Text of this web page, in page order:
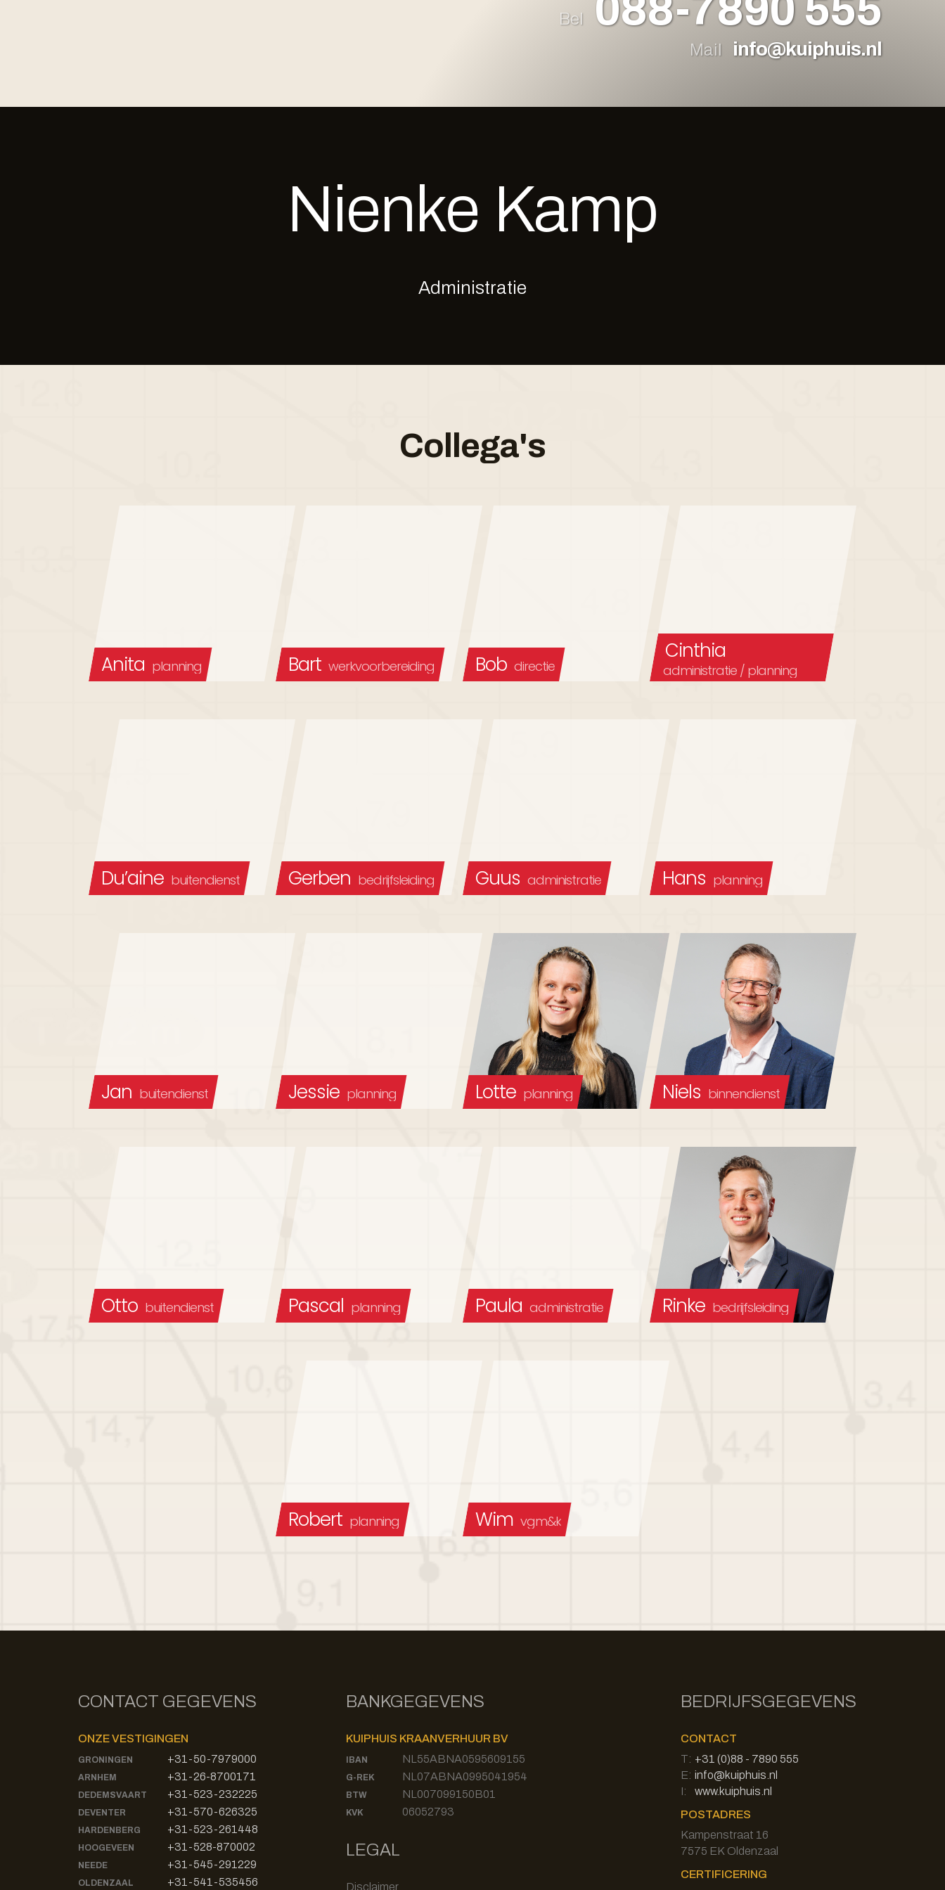
Bel
Mail info@kuiphuis.nl
Nienke Kamp
Administratie
Collega's
Anita planning Bart werkvoorbereiding Bob directie
Cinthia
administratie / planning
Du’aine buitendienst Gerben bedrijfsleiding Guus administratie Hans planning
Jan buitendienst Jessie planning Lotte planning Niels binnendienst
Otto buitendienst Pascal planning Paula administratie Rinke bedrijfsleiding
Robert planning Wim vgm&k
CONTACT GEGEVENS
ONZE VESTIGINGEN
GRONINGEN +31-50-7979000
ARNHEM +31-26-8700171
DEDEMSVAART +31-523-232225
DEVENTER +31-570-626325
HARDENBERG +31-523-261448
HOOGEVEEN +31-528-870002
NEEDE +31-545-291229
OLDENZAAL +31-541-535456
BANKGEGEVENS
KUIPHUIS KRAANVERHUUR BV
IBAN NL55ABNA0595609155
G-REK NL07ABNA0995041954
BTW NL007099150B01
KVK 06052793
LEGAL
Disclaimer
BEDRIJFSGEGEVENS
CONTACT
T: +31 (0)88 - 7890 555
E: info@kuiphuis.nl
I:
www.kuiphuis.nl
POSTADRES
Kampenstraat 16
7575 EK Oldenzaal
CERTIFICERING